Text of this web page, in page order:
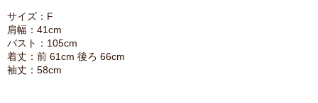
サイズ：F
肩幅：41cm
バスト：105cm
着丈：前 61cm 後ろ 66cm
袖丈：58cm